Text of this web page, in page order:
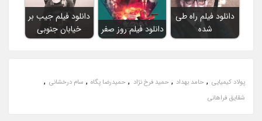
دانلود فیلم راه طی
شده
دانلود فیلم روز صفر
دانلود فیلم جیب بر
خیابان جنوبی
پولاد کیمیایی , حامد بهداد ,حمید فرخ نژاد , حمیدرضا پگاه , سام درخشانی ,
شقایق فراهانی